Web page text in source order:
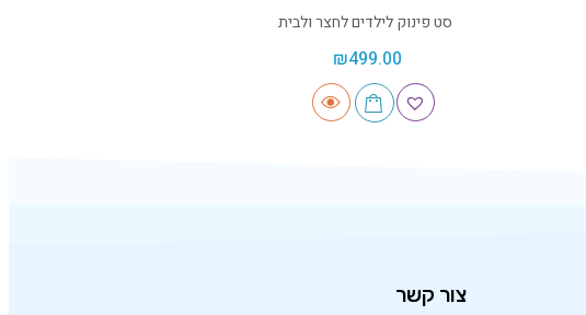
סט פינוק לילדים לחצר ולבית
₪499.00
צור קשר